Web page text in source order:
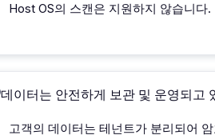
Host OS의 스캔은 지원하지 않습니다.
데이터는 안전하게 보관 및 운영되고
고객의 데이터는 테넌트가 분리되어